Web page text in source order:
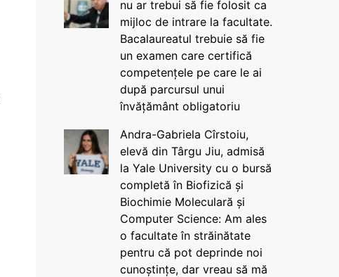
nu ar trebui să fie folosit ca
mijloc de intrare la facultate.
Bacalaureatul trebuie să fie
un examen care certifică
competențele pe care le ai
după parcursul unui
învățământ obligatoriu
Andra-Gabriela Cîrstoiu,
elevă din Târgu Jiu, admisă
la Yale University cu o bursă
completă în Biofizică și
Biochimie Moleculară și
Computer Science: Am ales
o facultate în străinătate
pentru că pot deprinde noi
cunoștințe, dar vreau să mă